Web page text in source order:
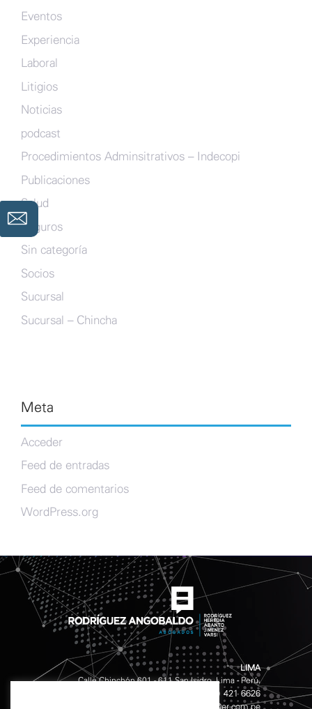
Eventos
Experiencia
Laboral
Litigios
Noticias
podcast
Procedimientos Adminsitrativos – Indecopi
Publicaciones
Salud
Seguros
Sin categoría
Socios
Sucursal
Sucursal – Chincha
Meta
Acceder
Feed de entradas
Feed de comentarios
WordPress.org
LIMA
Calle Chinchón 601 - 611 San Isidro, Lima - Perú.
(511) 421 6626
info@er.com.pe